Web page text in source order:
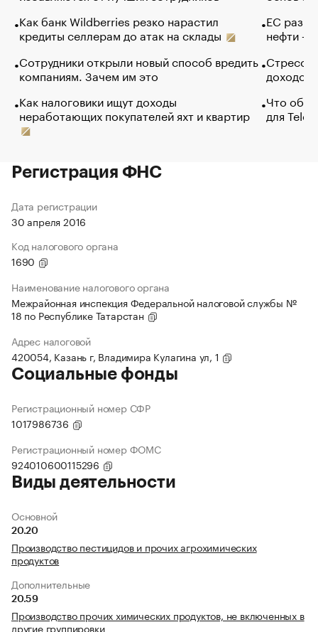
Как банк Wildberries резко нарастил
кредиты селлерам до атак на склады
Сотрудники открыли новый способ вредить
компаниям. Зачем им это
Как налоговики ищут доходы
неработающих покупателей яхт и квартир
ЕС
нефти —
Стресс
доходов
Что
для
Регистрация ФНС
Дата регистрации
30 апреля 2016
Код налогового органа
1690
Наименование налогового органа
Межрайонная инспекция Федеральной налоговой службы №
18 по Республике Татарстан
Адрес налоговой
420054, Казань г, Владимира Кулагина ул, 1
Социальные фонды
Регистрационный номер СФР
1017986736
Регистрационный номер ФОМС
924010600115296
Виды деятельности
Основной
20.20
Производство пестицидов и прочих агрохимических
продуктов
Дополнительные
20.59
Производство прочих химических продуктов, не включенных в
другие группировки